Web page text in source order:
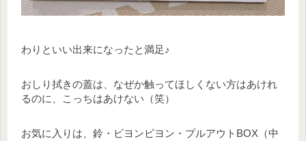
わりといい出来になったと満足♪
おしり拭きの蓋は、なぜか触ってほしくない方はあけれ
るのに、こっちはあけない（笑）
お気に入りは、鈴・ビヨンビヨン・プルアウトBOX（中